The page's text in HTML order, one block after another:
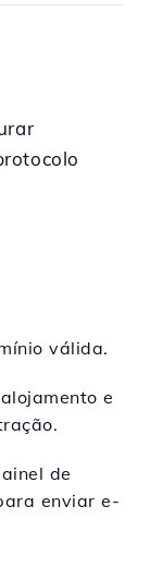
válida.
e
de
enviar e-